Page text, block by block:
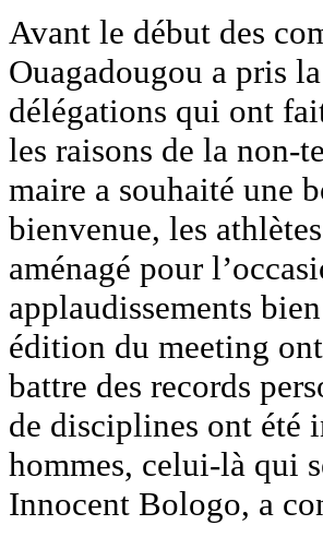
Avant le début des
Ouagadougou a pris
délégations qui ont
les raisons de la non-
maire a souhaité une
bienvenue, les
aménagé pour
applaudissements
édition du meeting
battre des records
de disciplines ont été
hommes, celui-là qui
Innocent Bologo, a